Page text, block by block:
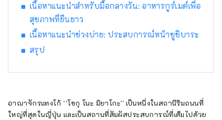
เนื้อหาแนะนำสำหรับมื้อกลางวัน: อาหารกูร์เมต์เพื่อ
สุขภาพที่ยืนยาว
เนื้อหาแนะนำช่วงบ่าย: ประสบการณ์หน้าซูชิบาระ
สรุป
อาณาจักรแทงโก้ ``โชกุ โนะ มิยาโกะ'' เป็นหนึ่งในสถานีริมถนนที่
ใหญ่ที่สุดในญี่ปุ่น และเป็นสถานที่สัมผัสประสบการณ์ที่เต็มไปด้วย